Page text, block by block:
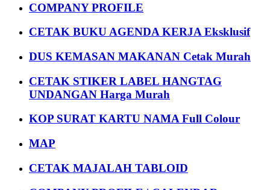
COMPANY PROFILE
CETAK BUKU AGENDA KERJA Eksklusif
DUS KEMASAN MAKANAN Cetak Murah
CETAK STIKER LABEL HANGTAG
UNDANGAN Harga Murah
KOP SURAT KARTU NAMA Full Colour
MAP
CETAK MAJALAH TABLOID